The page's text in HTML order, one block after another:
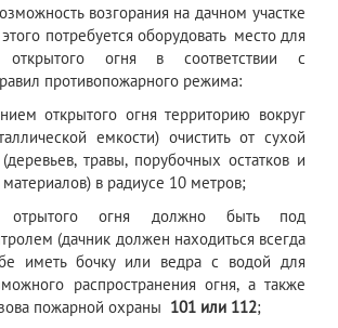
возгорания на дачном участке
потребуется оборудовать место для
открытого огня в соответствии с
противопожарного режима:
открытого огня территорию вокруг
емкости) очистить от сухой
(деревьев, травы, порубочных остатков и
в радиусе 10 метров;
отрытого огня должно быть под
(дачник должен находиться всегда
иметь бочку или ведра с водой для
распространения огня, а также
пожарной охраны 101 или 112;